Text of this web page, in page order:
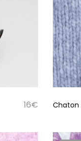
16€ Chaton